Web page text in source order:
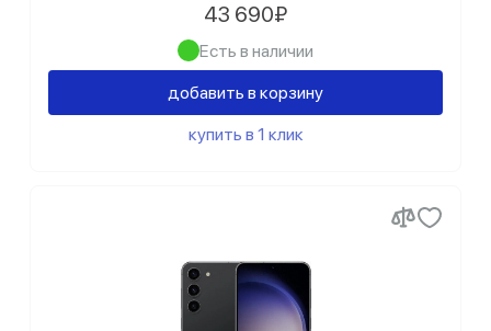
43 690₽
Есть в наличии
добавить в корзину
купить в 1 клик